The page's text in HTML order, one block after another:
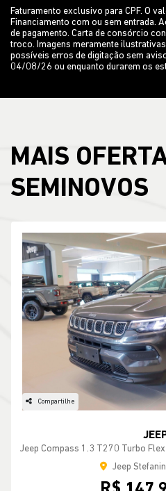
Faturamento exclusivo para CPF. O
Financiamento com ou sem entrada.
de pagamento. Carta de consórcio
troco. Imagens meramente
possíveis erros de digitação sem
04/08/26 ou enquanto durarem os
MAIS
SEMINOVOS
Compartilhe
Jeep Compass 1.3 T270 Turbo
Jeep